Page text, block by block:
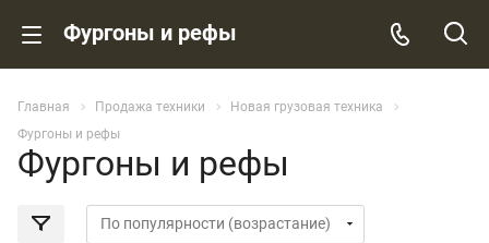
Фургоны и рефы
Главная Продажа техники
Новая грузовая техника
Фургоны и рефы
Фургоны и рефы